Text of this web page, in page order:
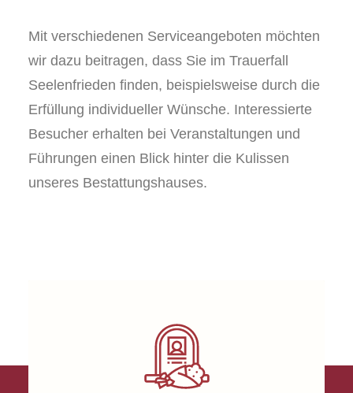
Mit verschiedenen Serviceangeboten möchten
wir dazu beitragen, dass Sie im Trauerfall
Seelenfrieden finden, beispielsweise durch die
Erfüllung individueller Wünsche. Interessierte
Besucher erhalten bei Veranstaltungen und
Führungen einen Blick hinter die Kulissen
unseres Bestattungshauses.